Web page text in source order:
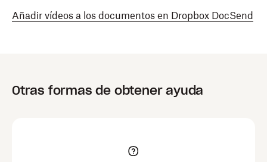
Añadir vídeos a los documentos en Dropbox DocSend
Otras formas de obtener ayuda